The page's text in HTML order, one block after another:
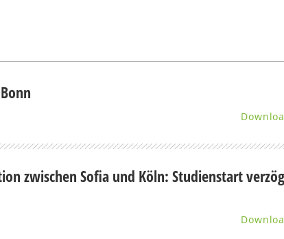
zwischen Sofia und Köln: Studienstart